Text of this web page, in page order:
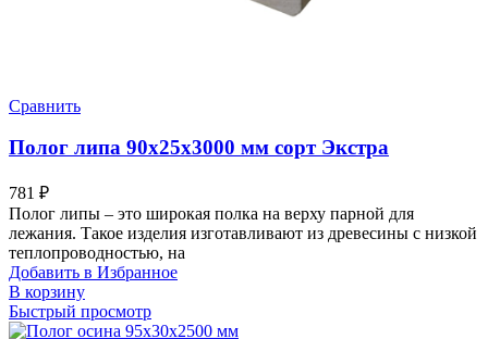
Сравнить
Полог липа 90х25х3000 мм сорт Экстра
781 ₽
Полог липы – это широкая полка на верху парной для
лежания. Такое изделия изготавливают из древесины с низкой
теплопроводностью, на
Добавить в Избранное
В корзину
Быстрый просмотр